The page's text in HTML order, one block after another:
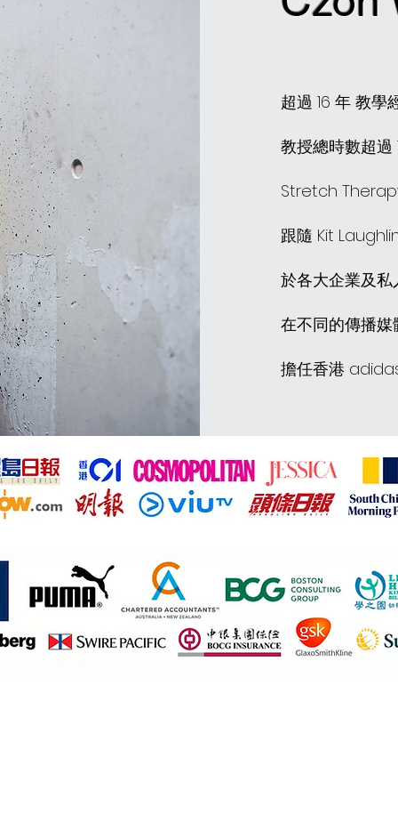
超過 16 年 教學
教授總時數超過
Stretch
跟隨 Kit
於各大企業及私
在不同的傳播
擔任香港